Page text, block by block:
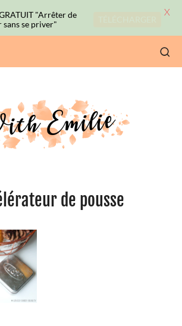
de pousse
"Arrêter de
se priver"
X